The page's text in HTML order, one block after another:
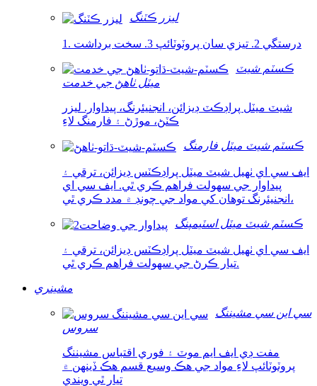
ليزر ڪٽنگ
1. درستگي 2. تيزي سان پروٽوٽائپ 3. سخت برداشت
ڪسٽم شيٽ
ميٽل ٺاهڻ جي خدمت
شيٽ ميٽل پراڊڪٽ ڊيزائن، انجنيئرنگ، پيداوار. ليزر
ڪٽڻ، موڙڻ ۽ فارمنگ لاءِ
ڪسٽم شيٽ ميٽل فارمنگ
ايف سي اي ٺهيل شيٽ ميٽل پراڊڪٽس ڊيزائن، ترقي ۽
پيداوار جي سهولت فراهم ڪري ٿي. ايف سي اي
انجنيئرنگ توهان کي مواد جي چونڊ ۾ مدد ڪري ٿي،
ڪسٽم شيٽ ميٽل اسٽيمپنگ
ايف سي اي ٺهيل شيٽ ميٽل پراڊڪٽس ڊيزائن، ترقي ۽
تيار ڪرڻ جي سهولت فراهم ڪري ٿي.
مشينري
سي اين سي مشيننگ
سروس
مفت ڊي ايف ايم موٽ ۽ فوري اقتباس مشيننگ
پروٽوٽائپ لاءِ مواد جي هڪ وسيع قسم هڪ ڏينهن ۾
تيار ٿي ويندي